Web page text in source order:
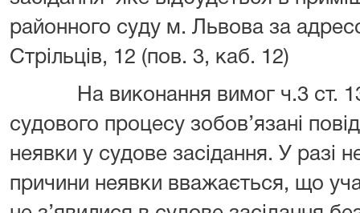
районного суду м. Львова за
Стрільців, 12 (пов. 3, каб. 12)
На виконання вимог ч.3 ст.
судового процесу зобов’язані
неявки у судове засідання. У разі
причини неявки вважається, що